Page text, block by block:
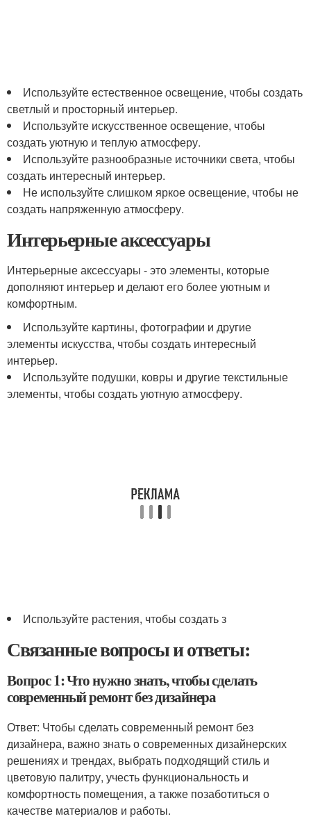
Используйте естественное освещение, чтобы создать
светлый и просторный интерьер.
Используйте искусственное освещение, чтобы
создать уютную и теплую атмосферу.
Используйте разнообразные источники света, чтобы
создать интересный интерьер.
Не используйте слишком яркое освещение, чтобы не
создать напряженную атмосферу.
Интерьерные аксессуары
Интерьерные аксессуары - это элементы, которые
дополняют интерьер и делают его более уютным и
комфортным.
Используйте картины, фотографии и другие
элементы искусства, чтобы создать интересный
интерьер.
Используйте подушки, ковры и другие текстильные
элементы, чтобы создать уютную атмосферу.
Используйте растения, чтобы создать з
Связанные вопросы и ответы:
Вопрос 1: Что нужно знать, чтобы сделать
современный ремонт без дизайнера
Ответ: Чтобы сделать современный ремонт без
дизайнера, важно знать о современных дизайнерских
решениях и трендах, выбрать подходящий стиль и
цветовую палитру, учесть функциональность и
комфортность помещения, а также позаботиться о
качестве материалов и работы.